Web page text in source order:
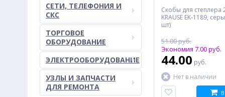
СЕТИ, ТЕЛЕФОНИЯ И
СКС
ТОРГОВОЕ
ОБОРУДОВАНИЕ
ЭЛЕКТРООБОРУДОВАНИЕ
УЗЛЫ И ЗАПЧАСТИ
ДЛЯ РЕМОНТА
Скобы для степлера
KRAUSE EK-1189,
шт)
51.00 руб.
Экономия 7.00 руб.
44.00 руб.
Нет в наличии